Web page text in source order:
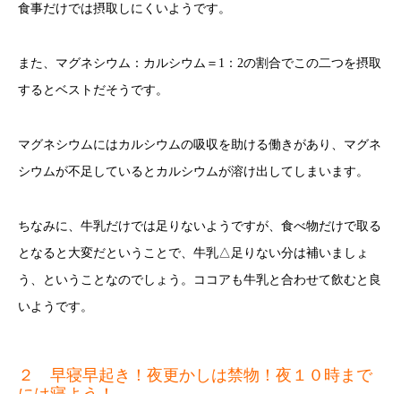
食事だけでは摂取しにくいようです。
また、マグネシウム：カルシウム＝1：2の割合でこの二つを摂取
するとベストだそうです。
マグネシウムにはカルシウムの吸収を助ける働きがあり、マグネ
シウムが不足しているとカルシウムが溶け出してしまいます。
ちなみに、牛乳だけでは足りないようですが、食べ物だけで取る
となると大変だということで、牛乳△足りない分は補いましょ
う、ということなのでしょう。ココアも牛乳と合わせて飲むと良
いようです。
２ 早寝早起き！夜更かしは禁物！夜１０時まで